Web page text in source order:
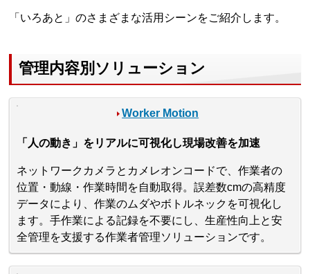
「いろあと」のさまざまな活用シーンをご紹介します。
管理内容別ソリューション
Worker Motion
「人の動き」をリアルに可視化し現場改善を加速
ネットワークカメラとカメレオンコードで、作業者の
位置・動線・作業時間を自動取得。誤差数cmの高精度
データにより、作業のムダやボトルネックを可視化し
ます。手作業による記録を不要にし、生産性向上と安
全管理を支援する作業者管理ソリューションです。